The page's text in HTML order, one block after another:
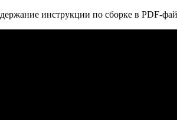
инструкции по сборке в PDF-